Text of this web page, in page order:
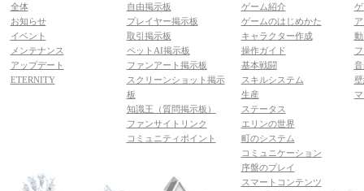
全体
お知らせ
イベント
メンテナンス
アップデート
ETERNITY
自由掲示板
プレイヤー掲示板
取引掲示板
ペットAI掲示板
ファンアート掲示板
スクリーンショット掲示
板
知識王（質問掲示板）
ファンサイトリンク
コミュニティポイント
ゲーム紹介
ゲームのはじめかた
キャラクター作成
操作ガイド
基本戦闘
スキルシステム
生産
ステータス
エリンの世界
町のシステム
コミュニケーション
序盤のプレイ
スマートコンテンツ